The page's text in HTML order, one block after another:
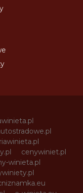
cenywiniet.pl
winieta.pl